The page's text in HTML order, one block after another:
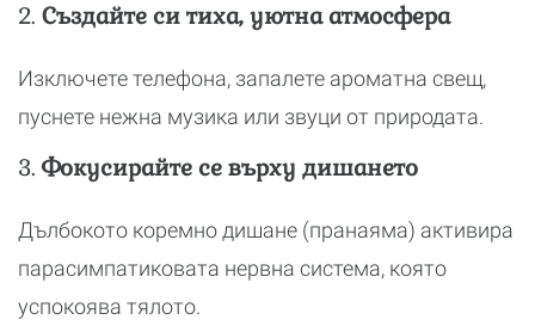
2. Създайте си тиха, уютна атмосфера
Изключете телефона, запалете ароматна свещ,
пуснете нежна музика или звуци от природата.
3. Фокусирайте се върху дишането
Дълбокото коремно дишане (пранаяма) активира
парасимпатиковата нервна система, която
успокоява тялото.